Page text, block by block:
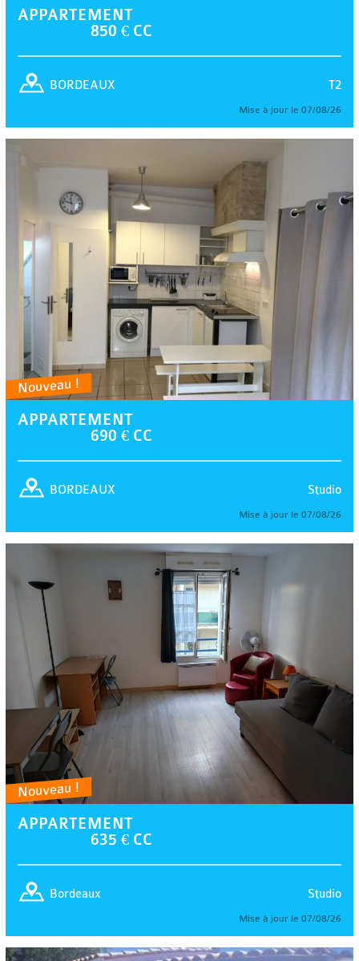
APPARTEMENT
850 € CC
T2
BORDEAUX
Mise à jour le 07/08/26
Nouveau !
APPARTEMENT
690 € CC
Studio
BORDEAUX
Mise à jour le 07/08/26
Nouveau !
APPARTEMENT
635 € CC
Studio
Bordeaux
Mise à jour le 07/08/26